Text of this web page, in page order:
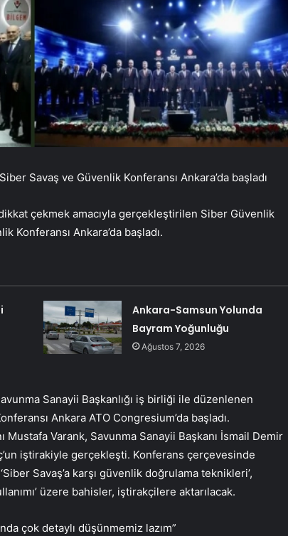
Savaş ve Güvenlik Konferansı Ankara’da başladı
çekmek amacıyla gerçekleştirilen Siber Güvenlik
Konferansı Ankara’da başladı.
Ankara-Samsun Yolunda
Bayram Yoğunluğu
Ağustos 7, 2026
Sanayii Başkanlığı iş birliği ile düzenlenen
Ankara ATO Congresium’da başladı.
Mustafa Varank, Savunma Sanayii Başkanı İsmail Demir
iştirakiyle gerçekleşti. Konferans çerçevesinde
Savaş’a karşı güvenlik doğrulama teknikleri’,
üzere bahisler, iştirakçilere aktarılacak.
çok detaylı düşünmemiz lazım”